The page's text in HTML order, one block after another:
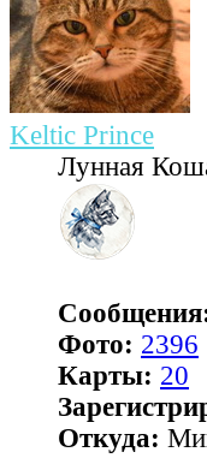
Keltic Prince
Лунная
Фото: 2396
Карты: 20
Откуда: